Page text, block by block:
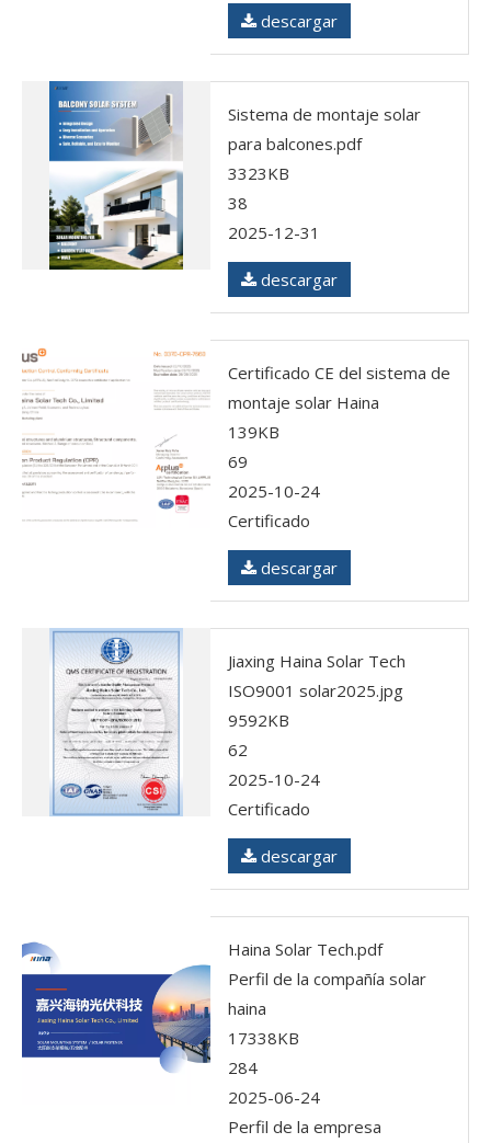
descargar
Sistema de montaje solar
para balcones.pdf
3323KB
38
2025-12-31
descargar
Certificado CE del sistema de
montaje solar Haina
139KB
69
2025-10-24
Certificado
descargar
Jiaxing Haina Solar Tech
ISO9001 solar2025.jpg
9592KB
62
2025-10-24
Certificado
descargar
Haina Solar Tech.pdf
Perfil de la compañía solar
haina
17338KB
284
2025-06-24
Perfil de la empresa